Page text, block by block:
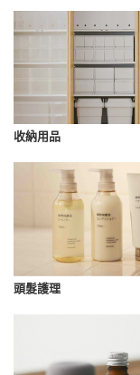
收納用品
頭髮護理